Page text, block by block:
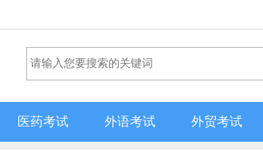
医药考试 外语考试 外贸考试